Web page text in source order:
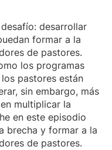
desarrollar
formar a la
de pastores.
los programas
pastores están
sin embargo, más
multiplicar la
en este episodio
brecha y formar a la
de pastores.